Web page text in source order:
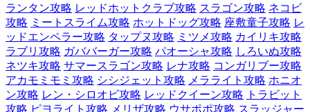
ランタン攻略 レッドホットクラブ攻略 スラゴン攻略 ネコビ
攻略 ミートスライム攻略 ホットドッグ攻略 座敷童子攻略 レ
ッドエンペラー攻略 タップヌ攻略 ミツメ攻略 カイリキ攻略
ラブリ攻略 ガババーガー攻略 パオーシャ攻略 しろいぬ攻略
ネツキ攻略 サマースラゴン攻略 レナ攻略 コンガリブー攻略
アカモミモミ攻略 シシジェット攻略 メラライト攻略 ホニオ
ン攻略 レン・シロオビ攻略 レッドクイーン攻略
トラビット
攻略 ピヨライト攻略 メリザ攻略 ウサポポ攻略 スラッジャー